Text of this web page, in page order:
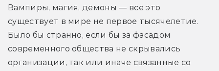
Вампиры, магия, демоны — все это
существует в мире не первое тысячелетие.
Было бы странно, если бы за фасадом
современного общества не скрывались
организации, так или иначе связанные со